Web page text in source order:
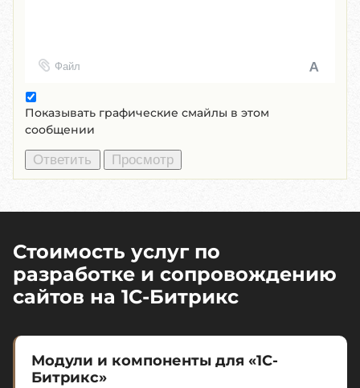
Файл
Показывать графические смайлы в этом
сообщении
Стоимость услуг по
разработке и сопровождению
сайтов на 1C-Битрикс
Модули и компоненты для «1С-
Битрикс»